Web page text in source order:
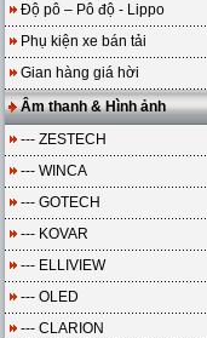
Độ pô – Pô độ - Lippo
Phụ kiện xe bán tải
Gian hàng giá hời
Âm thanh & Hình ảnh
--- ZESTECH
--- WINCA
--- GOTECH
--- KOVAR
--- ELLIVIEW
--- OLED
--- CLARION